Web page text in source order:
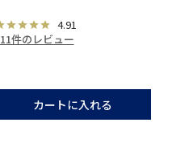
4.91
11件のレビュー
カートに入れる